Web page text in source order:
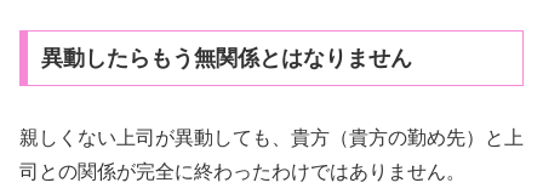
異動したらもう無関係とはなりません
親しくない上司が異動しても、貴方（貴方の勤め先）と上
司との関係が完全に終わったわけではありません。